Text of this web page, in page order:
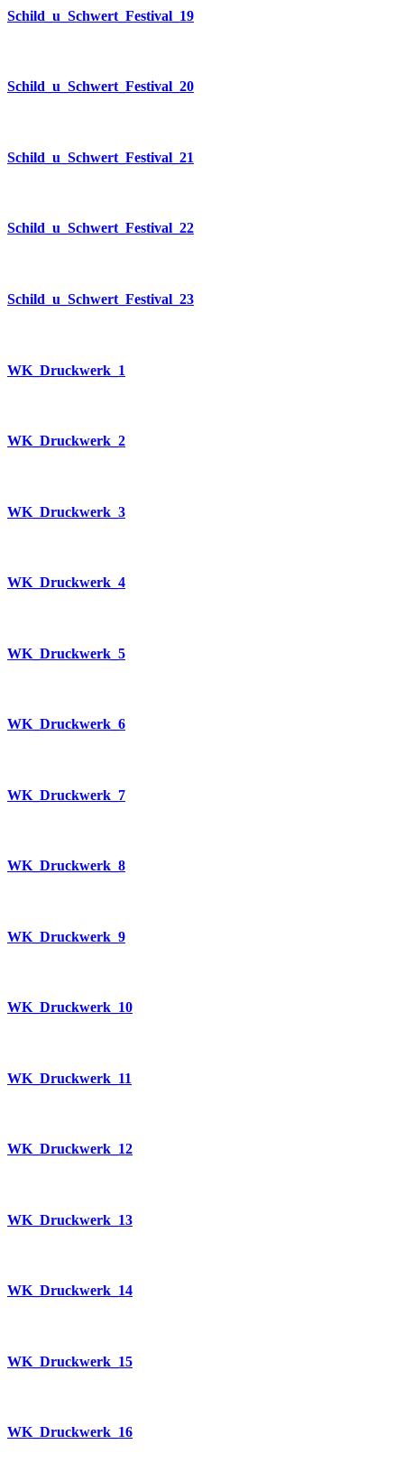
Schild_u_Schwert_Festival_19
Schild_u_Schwert_Festival_20
Schild_u_Schwert_Festival_21
Schild_u_Schwert_Festival_22
Schild_u_Schwert_Festival_23
WK_Druckwerk_1
WK_Druckwerk_2
WK_Druckwerk_3
WK_Druckwerk_4
WK_Druckwerk_5
WK_Druckwerk_6
WK_Druckwerk_7
WK_Druckwerk_8
WK_Druckwerk_9
WK_Druckwerk_10
WK_Druckwerk_11
WK_Druckwerk_12
WK_Druckwerk_13
WK_Druckwerk_14
WK_Druckwerk_15
WK_Druckwerk_16